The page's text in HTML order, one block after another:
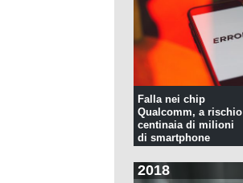
Falla nei chip
Qualcomm, a rischio
centinaia di milioni
di smartphone
2018